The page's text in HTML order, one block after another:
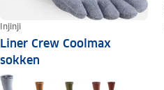
Injinji
Liner Crew Coolmax
sokken